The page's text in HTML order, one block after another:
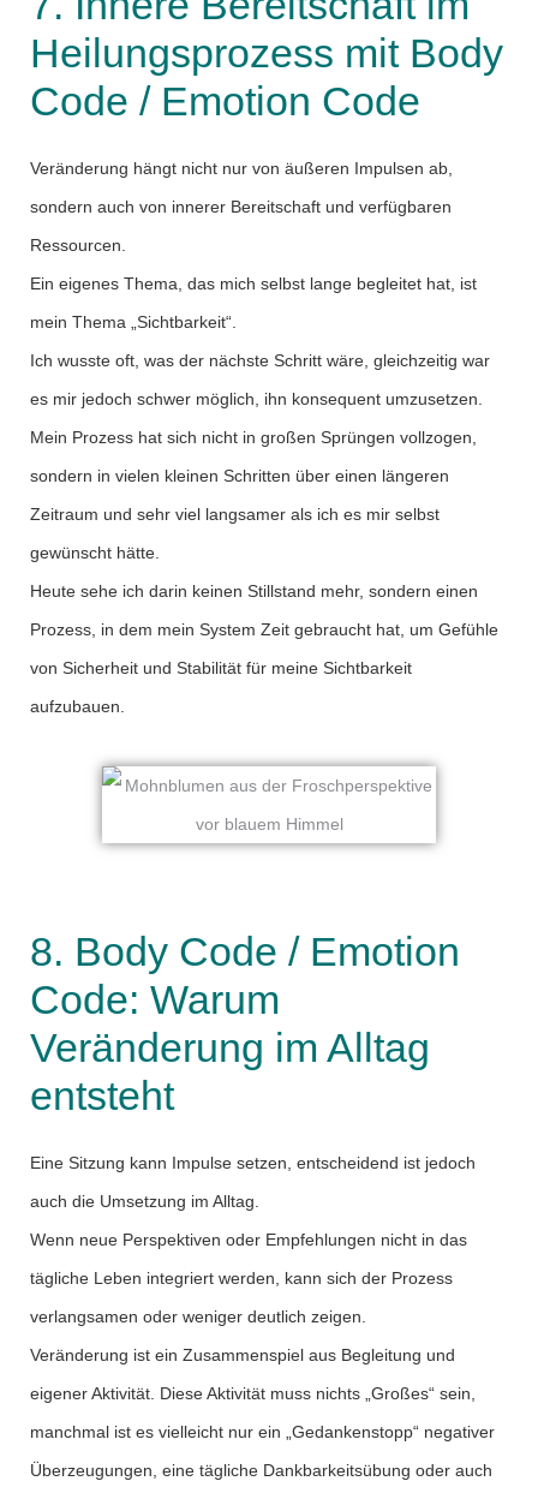
Heilungsprozess mit Body
Code / Emotion Code
Veränderung hängt nicht nur von äußeren Impulsen ab,
sondern auch von innerer Bereitschaft und verfügbaren
Ressourcen.
Ein eigenes Thema, das mich selbst lange begleitet hat, ist
mein Thema „Sichtbarkeit“.
Ich wusste oft, was der nächste Schritt wäre, gleichzeitig war
es mir jedoch schwer möglich, ihn konsequent umzusetzen.
Mein Prozess hat sich nicht in großen Sprüngen vollzogen,
sondern in vielen kleinen Schritten über einen längeren
Zeitraum und sehr viel langsamer als ich es mir selbst
gewünscht hätte.
Heute sehe ich darin keinen Stillstand mehr, sondern einen
Prozess, in dem mein System Zeit gebraucht hat, um Gefühle
von Sicherheit und Stabilität für meine Sichtbarkeit
aufzubauen.
8. Body Code / Emotion
Code: Warum
Veränderung im Alltag
entsteht
Eine Sitzung kann Impulse setzen, entscheidend ist jedoch
auch die Umsetzung im Alltag.
Wenn neue Perspektiven oder Empfehlungen nicht in das
tägliche Leben integriert werden, kann sich der Prozess
verlangsamen oder weniger deutlich zeigen.
Veränderung ist ein Zusammenspiel aus Begleitung und
eigener Aktivität. Diese Aktivität muss nichts „Großes“ sein,
manchmal ist es vielleicht nur ein „Gedankenstopp“ negativer
Überzeugungen, eine tägliche Dankbarkeitsübung oder auch